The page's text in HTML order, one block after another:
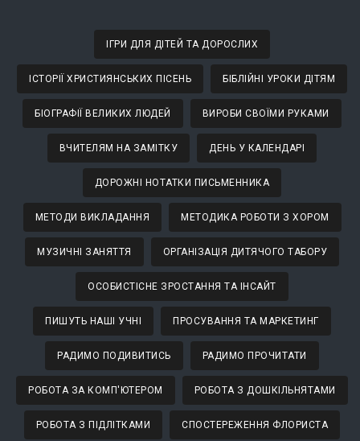
ІГРИ ДЛЯ ДІТЕЙ ТА ДОРОСЛИХ
ІСТОРІЇ ХРИСТИЯНСЬКИХ ПІСЕНЬ БІБЛІЙНІ УРОКИ ДІТЯМ
БІОГРАФІЇ ВЕЛИКИХ ЛЮДЕЙ ВИРОБИ СВОЇМИ РУКАМИ
ВЧИТЕЛЯМ НА ЗАМІТКУ ДЕНЬ У КАЛЕНДАРІ
ДОРОЖНІ НОТАТКИ ПИСЬМЕННИКА
МЕТОДИ ВИКЛАДАННЯ МЕТОДИКА РОБОТИ З ХОРОМ
МУЗИЧНІ ЗАНЯТТЯ ОРГАНІЗАЦІЯ ДИТЯЧОГО ТАБОРУ
ОСОБИСТІСНЕ ЗРОСТАННЯ ТА ІНСАЙТ
ПИШУТЬ НАШІ УЧНІ ПРОСУВАННЯ ТА МАРКЕТИНГ
РАДИМО ПОДИВИТИСЬ РАДИМО ПРОЧИТАТИ
РОБОТА ЗА КОМП'ЮТЕРОМ РОБОТА З ДОШКІЛЬНЯТАМИ
РОБОТА З ПІДЛІТКАМИ СПОСТЕРЕЖЕННЯ ФЛОРИСТА